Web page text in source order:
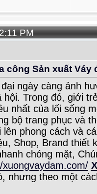
PM
công Sản xuất Váy
ngày càng ảnh
hội. Trong đó, giới
nhất của lối sống
bộ trang phục và
lên phong cách và
Shop, Brand thiết
chóng mặt,
xuongvaydam.com/
nhưng theo một